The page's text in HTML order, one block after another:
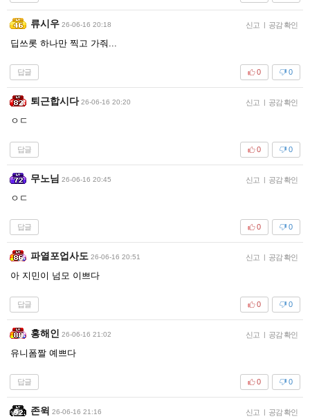
류시우 26-06-16 20:18 신고 | 공감 확인
딥쓰롯 하나만 찍고 가줘...
답글 0
0
퇴근합시다 26-06-16 20:20 신고 | 공감 확인
ㅇㄷ
답글 0
0
무노님 26-06-16 20:45 신고 | 공감 확인
ㅇㄷ
답글 0
0
파열포업사도 26-06-16 20:51 신고 | 공감 확인
아 지민이 넘모 이쁘다
답글 0
0
홍해인 26-06-16 21:02 신고 | 공감 확인
유니폼짤 예쁘다
답글 0
0
존윅 26-06-16 21:16 신고 | 공감 확인